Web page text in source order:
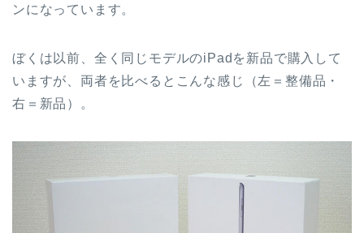
ンになっています。
ぼくは以前、全く同じモデルのiPadを新品で購入して
いますが、両者を比べるとこんな感じ（左＝整備品・
右＝新品）。